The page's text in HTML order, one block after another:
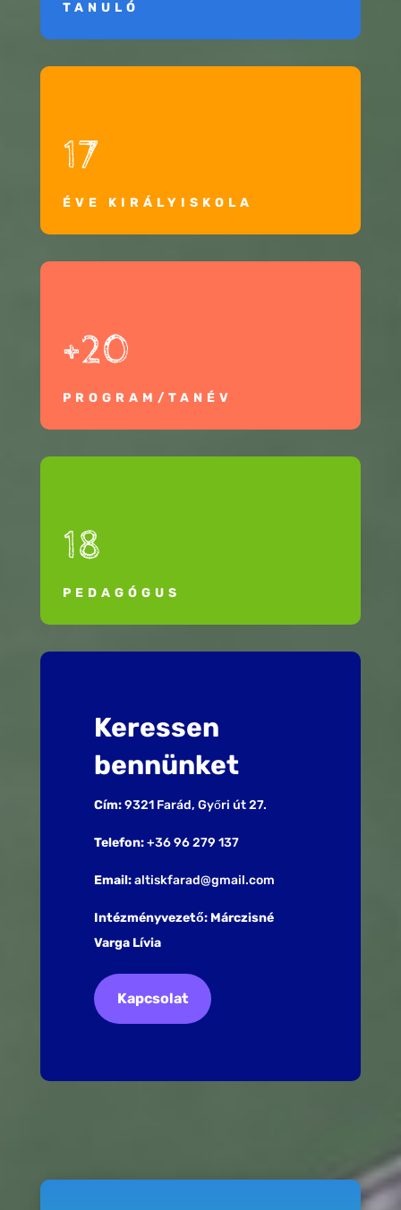
TANULÓ
17
ÉVE KIRÁLYISKOLA
+20
PROGRAM/TANÉV
18
PEDAGÓGUS
Keressen
bennünket
Cím:9321 Farád, Győri út 27.
Telefon:+36 96 279 137
Email:altiskfarad@gmail.com
Intézményvezető: Márczisné
Varga Lívia
Kapcsolat